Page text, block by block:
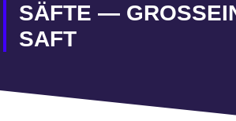
SÄFTE —
AFT